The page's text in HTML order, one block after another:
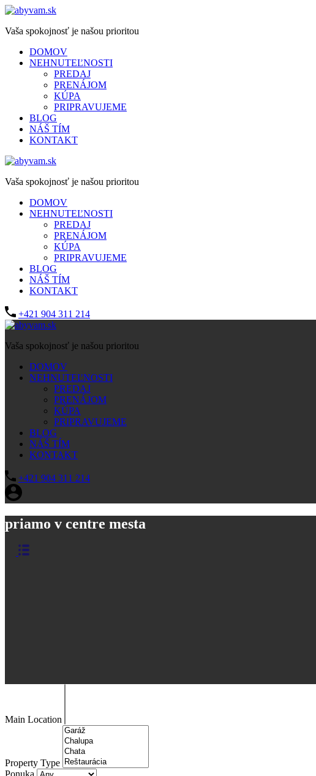
Vaša spokojnosť je našou prioritou
DOMOV
NEHNUTEĽNOSTI
PREDAJ
PRENÁJOM
KÚPA
PRIPRAVUJEME
BLOG
NÁŠ TÍM
KONTAKT
Vaša spokojnosť je našou prioritou
DOMOV
NEHNUTEĽNOSTI
PREDAJ
PRENÁJOM
KÚPA
PRIPRAVUJEME
BLOG
NÁŠ TÍM
KONTAKT
+421 904 311 214
Vaša spokojnosť je našou prioritou
DOMOV
NEHNUTEĽNOSTI
PREDAJ
PRENÁJOM
KÚPA
PRIPRAVUJEME
BLOG
NÁŠ TÍM
KONTAKT
+421 904 311 214
priamo v centre mesta
Main Location
Property Type
Ponuka